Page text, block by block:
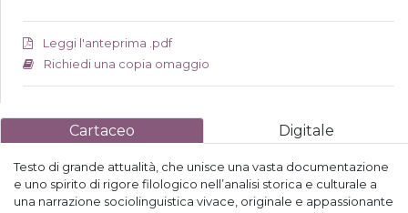
Leggi l'anteprima .pdf
Richiedi una copia omaggio
Cartaceo Digitale
Testo di grande attualità, che unisce una vasta documentazione
e uno spirito di rigore filologico nell’analisi storica e culturale a
una narrazione sociolinguistica vivace, originale e appassionante